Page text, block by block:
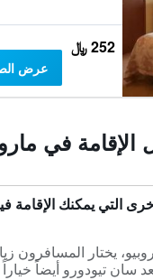
252 ﷼
عرض
في
التي يمكنك الإقامة
يختار المسافرون
سان تيودورو أيضاً خياراً